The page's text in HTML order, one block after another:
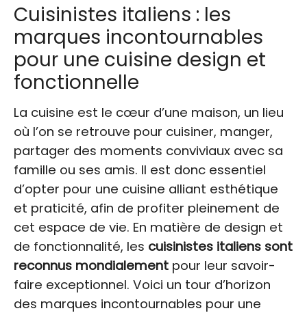
Cuisinistes italiens : les
marques incontournables
pour une cuisine design et
fonctionnelle
La cuisine est le cœur d’une maison, un lieu
où l’on se retrouve pour cuisiner, manger,
partager des moments conviviaux avec sa
famille ou ses amis. Il est donc essentiel
d’opter pour une cuisine alliant esthétique
et praticité, afin de profiter pleinement de
cet espace de vie. En matière de design et
de fonctionnalité, les cuisinistes italiens sont
reconnus mondialement pour leur savoir-
faire exceptionnel. Voici un tour d’horizon
des marques incontournables pour une